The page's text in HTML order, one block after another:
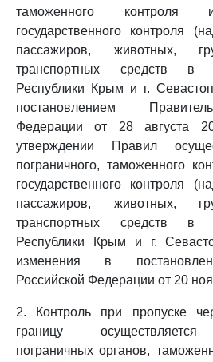
таможенного
государственного контроля
пассажиров, животных,
транспортных средств в
Республики Крым и г.
постановлением
Федерации от 28 августа
утверждении Правил
пограничного, таможенного
государственного контроля
пассажиров, животных,
транспортных средств в
Республики Крым и г.
изменения в
Российской Федерации от 20
2. Контроль при пропуске
границу осуществляется
пограничных органов,